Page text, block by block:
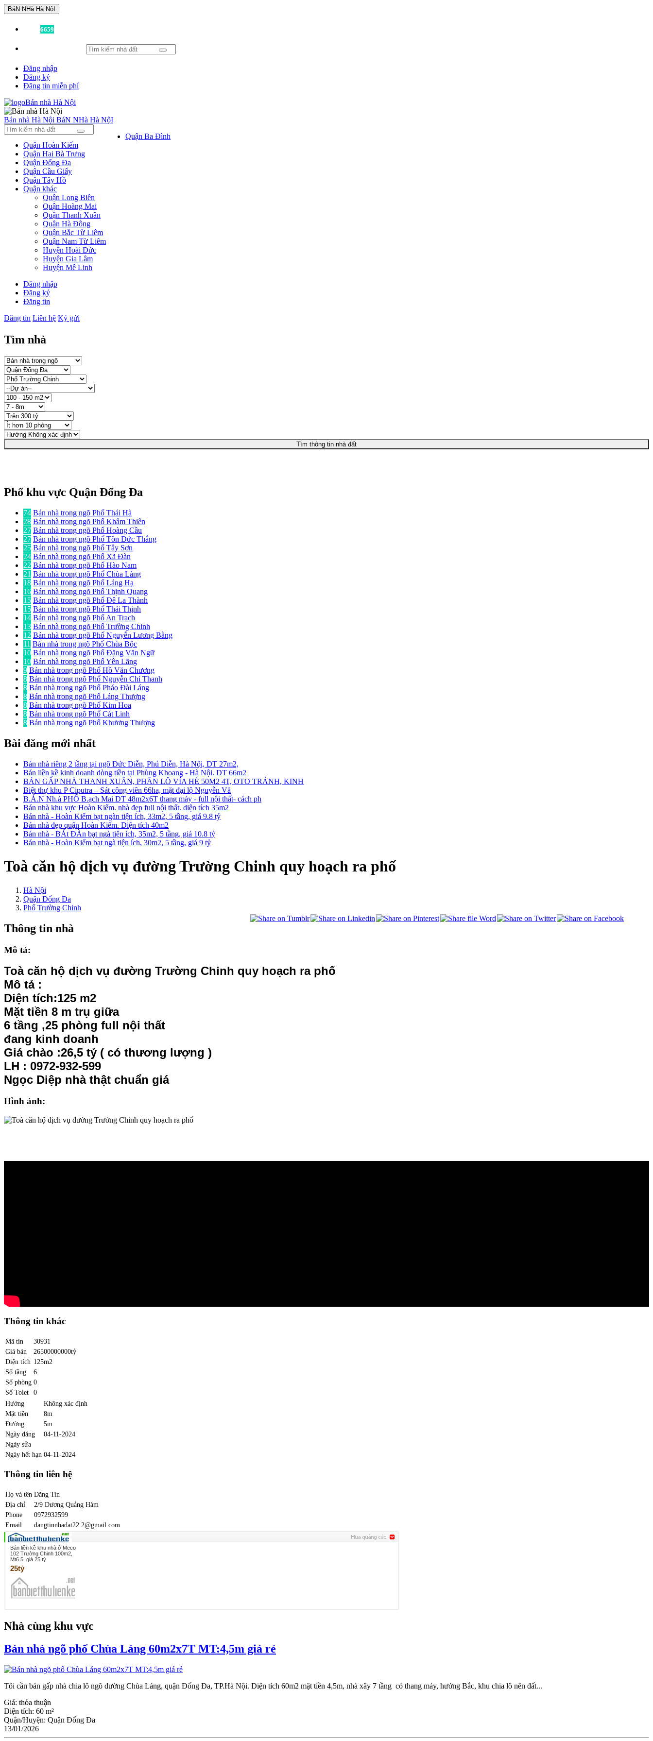
BáN NHà Hà NộI
6659
Đăng nhập
Đăng ký
Đăng tin miễn phí
Bán nhà Hà Nội BáN NHà Hà NộI
Quận Ba Đình
Quận Hoàn Kiếm
Quận Hai Bà Trưng
Quận Đống Đa
Quận Cầu Giấy
Quận Tây Hồ
Quận khác
Quận Long Biên
Quận Hoàng Mai
Quận Thanh Xuân
Quận Hà Đông
Quận Bắc Từ Liêm
Quận Nam Từ Liêm
Huyện Hoài Đức
Huyện Gia Lâm
Huyện Mê Linh
Đăng nhập
Đăng ký
Đăng tin
Đăng tin Liên hệ Ký gửi
Tìm nhà
Tìm thông tin nhà đất
Phố khu vực Quận Đống Đa
74 Bán nhà trong ngõ Phố Thái Hà
28 Bán nhà trong ngõ Phố Khâm Thiên
27 Bán nhà trong ngõ Phố Hoàng Cầu
27 Bán nhà trong ngõ Phố Tôn Đức Thắng
25 Bán nhà trong ngõ Phố Tây Sơn
24 Bán nhà trong ngõ Phố Xã Đàn
22 Bán nhà trong ngõ Phố Hào Nam
21 Bán nhà trong ngõ Phố Chùa Láng
18 Bán nhà trong ngõ Phố Láng Hạ
16 Bán nhà trong ngõ Phố Thịnh Quang
15 Bán nhà trong ngõ Phố Đê La Thành
15 Bán nhà trong ngõ Phố Thái Thịnh
14 Bán nhà trong ngõ Phố An Trạch
13 Bán nhà trong ngõ Phố Trường Chinh
12 Bán nhà trong ngõ Phố Nguyễn Lương Bằng
11 Bán nhà trong ngõ Phố Chùa Bộc
10 Bán nhà trong ngõ Phố Đặng Văn Ngữ
10 Bán nhà trong ngõ Phố Yên Lãng
9 Bán nhà trong ngõ Phố Hồ Văn Chương
8 Bán nhà trong ngõ Phố Nguyễn Chí Thanh
8 Bán nhà trong ngõ Phố Pháo Đài Láng
8 Bán nhà trong ngõ Phố Láng Thượng
8 Bán nhà trong ngõ Phố Kim Hoa
8 Bán nhà trong ngõ Phố Cát Linh
8 Bán nhà trong ngõ Phố Khương Thượng
Bài đăng mới nhất
Bán nhà riêng 2 tầng tại ngõ Đức Diễn, Phú Diễn, Hà Nội, DT 27m2,
Bán liền kề kinh doanh dòng tiền tại Phùng Khoang - Hà Nội. DT 66m2
BÁN GẤP NHÀ THANH XUÂN, PHÂN LÔ VỈA HÈ 50M2 4T, OTO TRÁNH, KINH
Biệt thự khu P Ciputra – Sát công viên 66ha, mặt đại lộ Nguyễn Vă
B.Á.N Nh.à PHỐ B.ạch Mai DT 48m2x6T thang máy - full nội thất- cách ph
Bán nhà khu vực Hoàn Kiếm. nhà đẹp full nội thất. diện tích 35m2
Bán nhà - Hoàn Kiếm bạt ngàn tiện ích, 33m2, 5 tầng, giá 9.8 tỷ
Bán nhà đẹp quận Hoàn Kiếm. Diện tích 40m2
Bán nhà - BÁt ĐÀn bạt ngà tiện ích, 35m2, 5 tầng, giá 10.8 tỷ
Bán nhà - Hoàn Kiếm bạt ngà tiện ích, 30m2, 5 tầng, giá 9 tỷ
Toà căn hộ dịch vụ đường Trường Chinh quy hoạch ra phố
Hà Nội
Quận Đống Đa
Phố Trường Chinh
Thông tin nhà
Mô tả:
Toà căn hộ dịch vụ đường Trường Chinh quy hoạch ra phố
Mô tả :
Diện tích:125 m2
Mặt tiền 8 m trụ giữa
6 tầng ,25 phòng full nội thất
đang kinh doanh
Giá chào :26,5 tỷ ( có thương lượng )
LH : 0972-932-599
Ngọc Diệp nhà thật chuẩn giá
Hình ảnh:
Thông tin khác
Mã tin
30931
Giá bán
26500000000tỷ
Diện tích 125m2
Số tầng
6
Số phòng 0
Số Tolet
0
Hướng
Không xác định
Mặt tiền
8m
Đường
5m
Ngày đăng
04-11-2024
Ngày sửa
Ngày hết hạn 04-11-2024
Thông tin liên hệ
Họ và tên Đăng Tin
Địa chỉ
2/9 Dương Quảng Hàm
Phone
0972932599
Email
dangtinnhadat22.2@gmail.com
Bán liền kề khu nhà ở Meco
102 Trường Chinh 100m2,
Mt6.5, giá 25 tỷ
25tỷ
Nhà cùng khu vực
Bán nhà ngõ phố Chùa Láng 60m2x7T MT:4,5m giá rẻ
Tôi cần bán gấp nhà chia lô ngõ đường Chùa Láng, quận Đống Đa, TP.Hà Nội. Diện tích 60m2 mặt tiền 4,5m, nhà xây 7 tầng có thang máy, hướng Bắc, khu chia lô nên đất...
Giá: thỏa thuận
Diện tích: 60 m²
Quận/Huyện: Quận Đống Đa
13/01/2026